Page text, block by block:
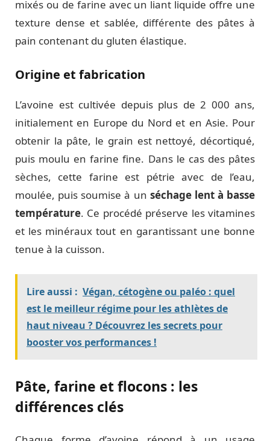
mixés ou de farine avec un liant liquide offre une
texture dense et sablée, différente des pâtes à
pain contenant du gluten élastique.
Origine et fabrication
L’avoine est cultivée depuis plus de 2 000 ans,
initialement en Europe du Nord et en Asie. Pour
obtenir la pâte, le grain est nettoyé, décortiqué,
puis moulu en farine fine. Dans le cas des pâtes
sèches, cette farine est pétrie avec de l’eau,
moulée, puis soumise à un séchage lent à basse
température. Ce procédé préserve les vitamines
et les minéraux tout en garantissant une bonne
tenue à la cuisson.
Lire aussi : Végan, cétogène ou paléo : quel
est le meilleur régime pour les athlètes de
haut niveau ? Découvrez les secrets pour
booster vos performances !
Pâte, farine et flocons : les
différences clés